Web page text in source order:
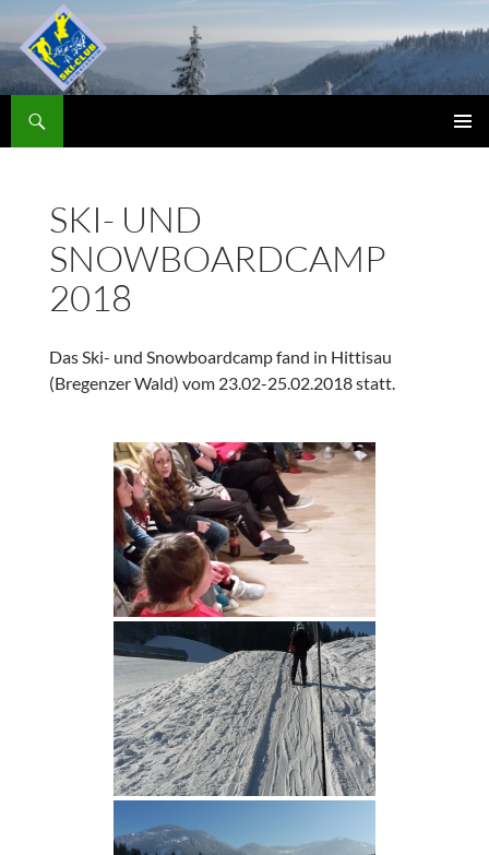
Zum
Inhalt
springen
Skiclub
SKI- UND
SNOWBOARDCAMP
2018
Das Ski- und Snowboardcamp fand in Hittisau
(Bregenzer Wald) vom 23.02-25.02.2018 statt.